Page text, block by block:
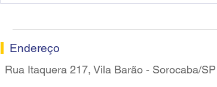
Endereço
Rua Itaquera 217, Vila Barão - Sorocaba/SP